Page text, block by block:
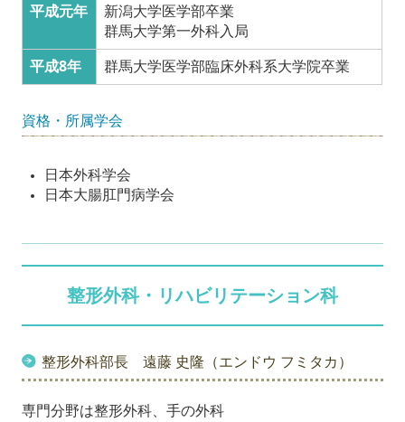
平成元年
新潟大学医学部卒業
群馬大学第一外科入局
平成8年
群馬大学医学部臨床外科系大学院卒業
資格・所属学会
日本外科学会
日本大腸肛門病学会
整形外科・リハビリテーション科
整形外科部長 遠藤 史隆（エンドウ フミタカ）
専門分野は整形外科、手の外科